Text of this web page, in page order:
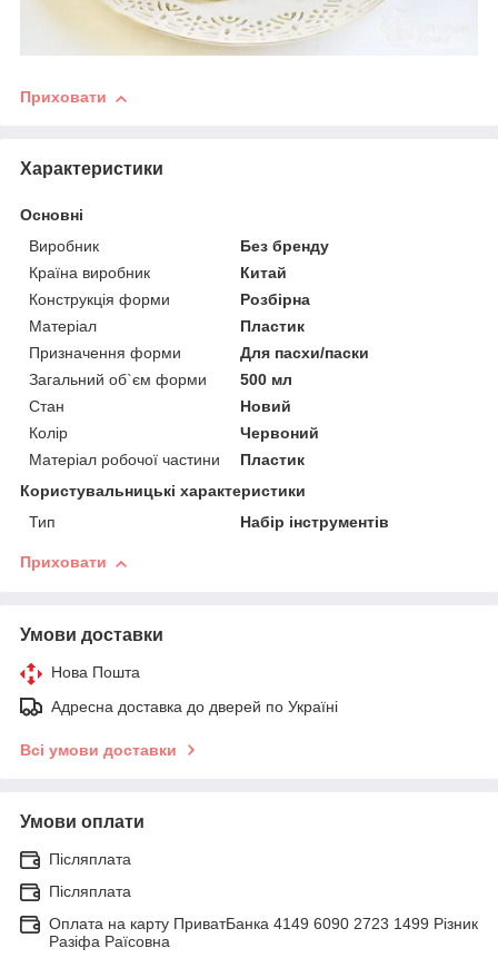
Приховати
Характеристики
Основні
Виробник
Без бренду
Країна виробник
Китай
Конструкція форми
Розбірна
Матеріал
Пластик
Призначення форми
Для пасхи/паски
Загальний об`єм форми
500 мл
Стан
Новий
Колір
Червоний
Матеріал робочої частини
Пластик
Користувальницькі характеристики
Тип
Набір інструментів
Приховати
Умови доставки
Нова Пошта
Адресна доставка до дверей по Україні
Всі умови доставки
Умови оплати
Післяплата
Післяплата
Оплата на карту ПриватБанка 4149 6090 2723 1499 Різник
Разіфа Раїсовна